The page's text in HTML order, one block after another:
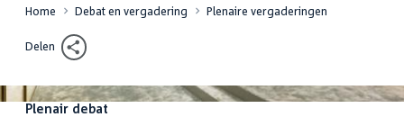
Home Debat en vergadering Plenaire vergaderingen
Delen
Plenair debat